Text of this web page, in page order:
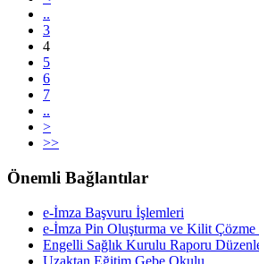
..
3
4
5
6
7
..
>
>>
Önemli Bağlantılar
e-İmza Başvuru İşlemleri
e-İmza Pin Oluşturma ve Kilit Çözme
Engelli Sağlık Kurulu Raporu
Uzaktan Eğitim Gebe Okulu